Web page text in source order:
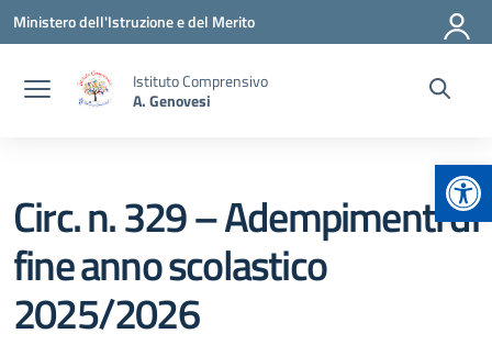
Vai ai contenuti
Vai al menu di navigazione
Vai al footer
Ministero dell'Istruzione e del Merito
Istituto Comprensivo
A. Genovesi
Circ. n. 329 – Adempimenti di
fine anno scolastico
2025/2026